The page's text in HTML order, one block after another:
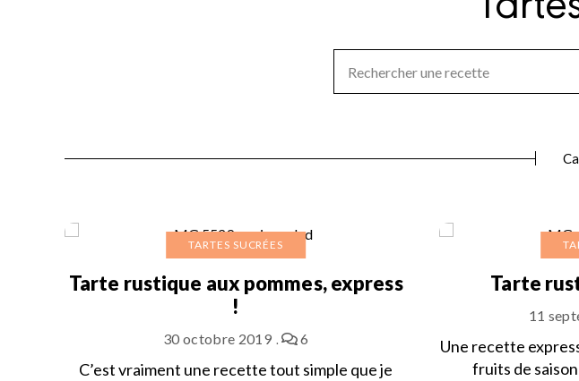
TARTES SUCRÉES
Tarte rustique aux pommes, express
!
30 octobre 2019 6
C’est vraiment une recette tout simple que je
Tarte
11
Une recette
fruits de